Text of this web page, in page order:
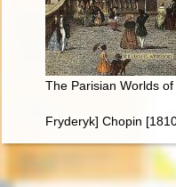
The Parisian Worlds
Fryderyk] Chopin